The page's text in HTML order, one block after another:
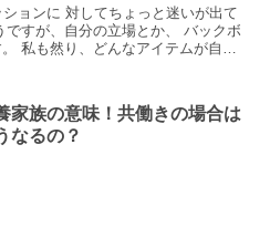
ョンに 対してちょっと迷いが出て
すが、自分の立場とか、 バックボ
私も然り、どんなアイテムが自分
家族の意味！共働きの場合は
なるの？